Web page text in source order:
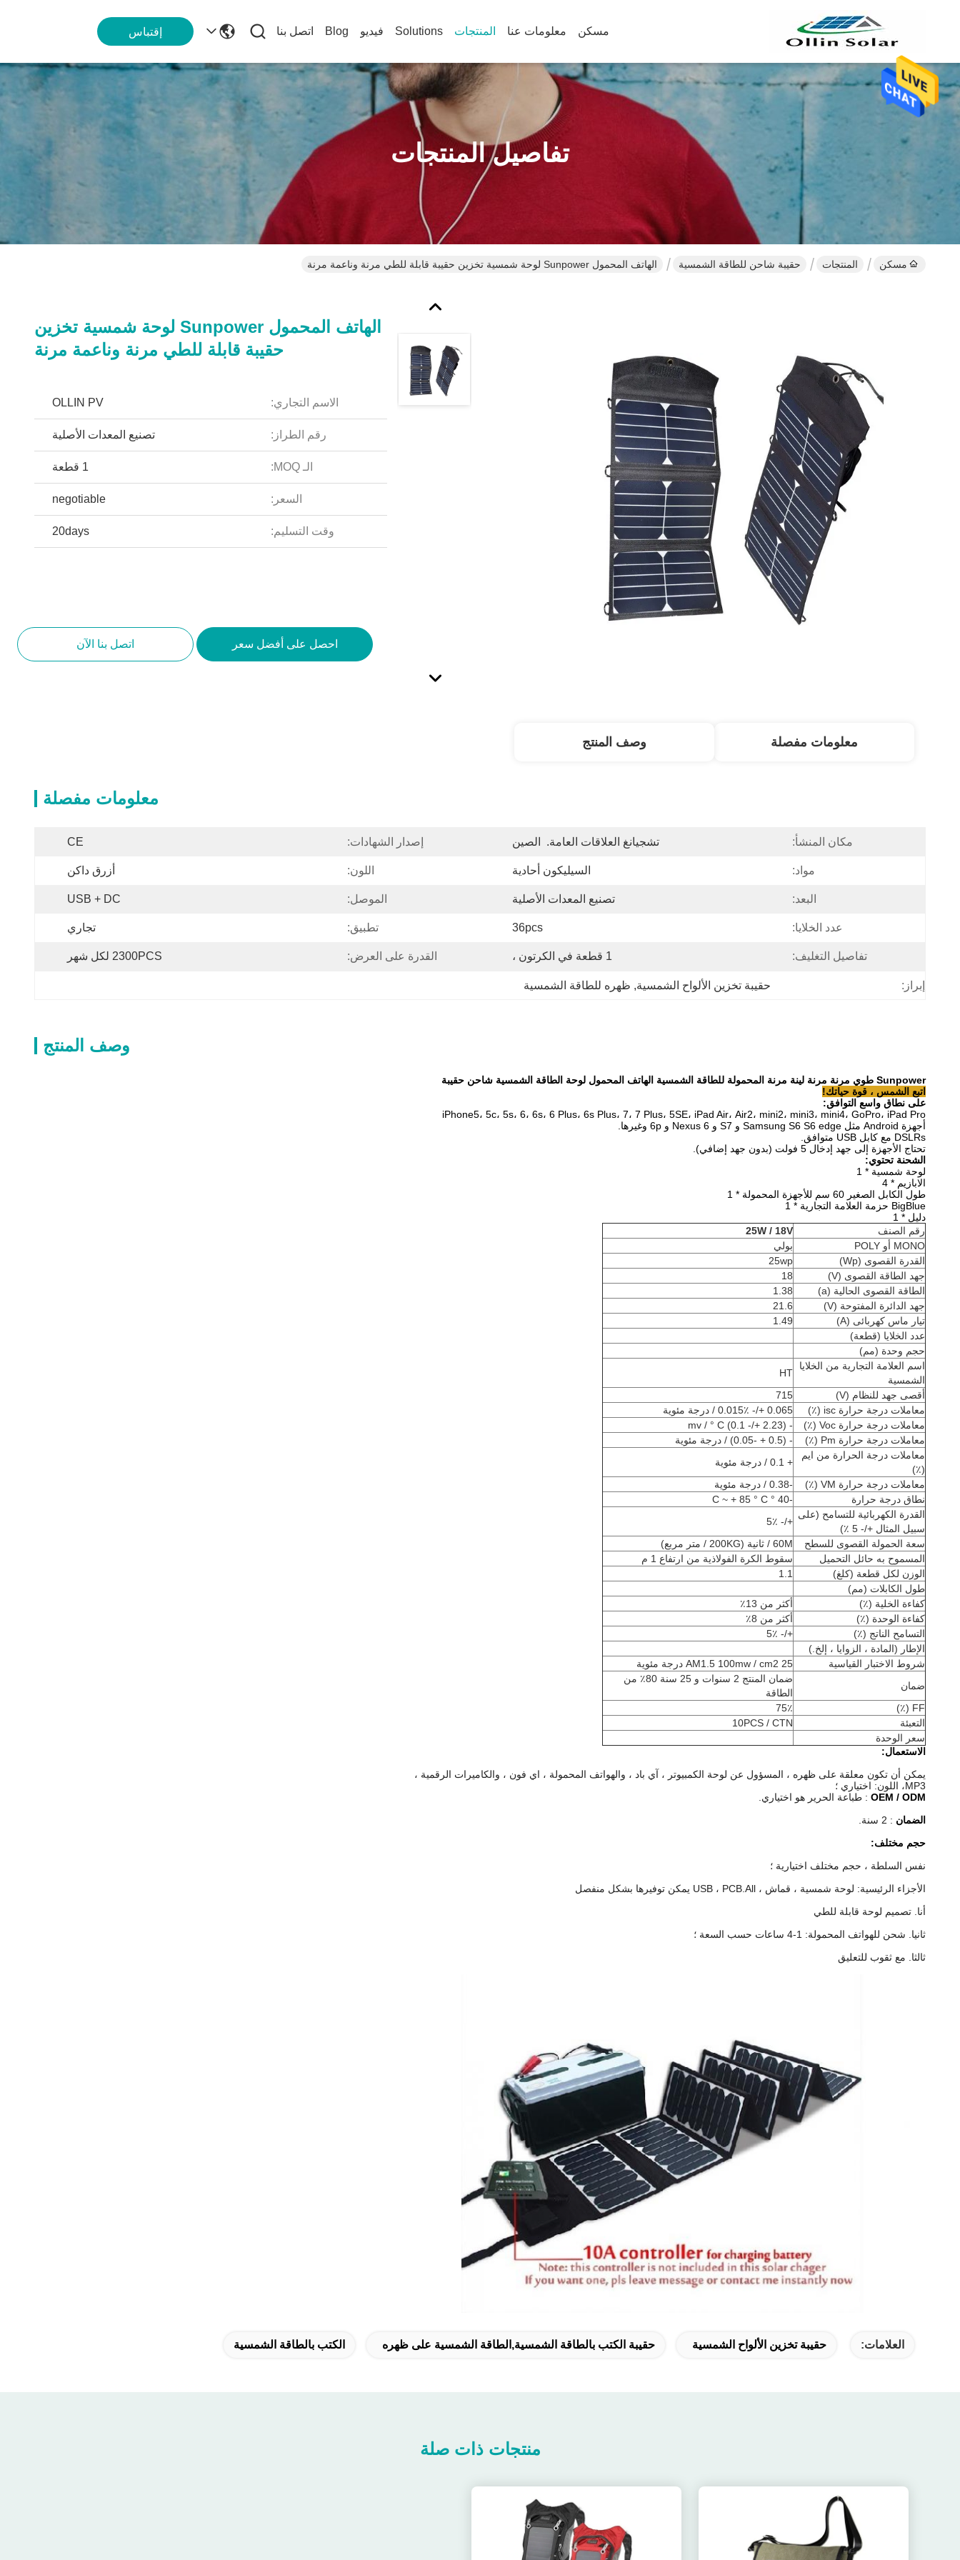
مسكن معلومات عنا المنتجات Solutions فيديو Blog اتصل بنا إقتباس
تفاصيل المنتجات
مسكن المنتجات حقيبة شاحن للطاقة الشمسية الهاتف المحمول Sunpower لوحة شمسية تخزين حقيبة قابلة للطي مرنة وناعمة مرنة
الهاتف المحمول Sunpower لوحة شمسية تخزين
حقيبة قابلة للطي مرنة وناعمة مرنة
الاسم التجاري: OLLIN PV
رقم الطراز: تصنيع المعدات الأصلية
الـ MOQ: 1 قطعة
السعر: negotiable
وقت التسليم: 20days
احصل على أفضل سعر اتصل بنا الآن
معلومات مفصلة وصف المنتج
معلومات مفصلة
مكان المنشأ: تشجيانغ العلاقات العامة.  الصين إصدار الشهادات: CE
مواد: السيليكون أحادية اللون: أزرق داكن
البعد: تصنيع المعدات الأصلية الموصل: USB + DC
عدد الخلايا: 36pcs تطبيق: تجاري
تفاصيل التغليف: 1 قطعة في الكرتون ، القدرة على العرض: 2300PCS لكل شهر
إبراز: حقيبة تخزين الألواح الشمسية, ظهره للطاقة الشمسية
وصف المنتج
Sunpower طوي مرنة مرنة لينة مرنة المحمولة للطاقة الشمسية الهاتف المحمول لوحة الطاقة الشمسية شاحن حقيبة
اتبع الشمس ، قوة حياتك!
على نطاق واسع التوافق:
iPhone5، 5c، 5s، 6، 6s، 6 Plus، 6s Plus، 7، 7 Plus، 5SE، iPad Air، Air2، mini2، mini3، mini4، GoPro، iPad Pro
أجهزة Android مثل Samsung S6 S6 edge و S7 و Nexus 6 و 6p وغيرها.
DSLRs مع كابل USB متوافق.
تحتاج الأجهزة إلى جهد إدخال 5 فولت (بدون جهد إضافي).
الشحنة تحتوي:
لوحة شمسية * 1
الابازيم * 4
طول الكابل الصغير 60 سم للأجهزة المحمولة * 1
BigBlue حزمة العلامة التجارية * 1
دليل * 1
رقم الصنف
25W / 18V
MONO أو POLY
بولي
القدرة القصوى (Wp)
25wp
جهد الطاقة القصوى (V)
18
الطاقة القصوى الحالية (a)
1.38
جهد الدائرة المفتوحة (V)
21.6
تيار ماس كهربائى (A)
1.49
عدد الخلايا (قطعة)
حجم وحدة (مم)
اسم العلامة التجارية من الخلايا
الشمسية
HT
أقصى جهد للنظام (V)
715
معاملات درجة حرارة isc (٪)
0.065 +/- 0.015٪ / درجة مئوية
معاملات درجة حرارة Voc (٪)
- (2.23 +/- 0.1) mv / ° C
معاملات درجة حرارة Pm (٪)
- (0.5 + -0.05) / درجة مئوية
معاملات درجة الحرارة من ايم
(٪)
+ 0.1 / درجة مئوية
معاملات درجة حرارة VM (٪)
-0.38 / درجة مئوية
نطاق درجة حرارة
-40 ° C ~ + 85 ° C
القدرة الكهربائية للتسامح (على
سبيل المثال +/- 5 ٪)
+/- 5٪
سعة الحمولة القصوى للسطح
60M / ثانية (200KG / متر مربع)
المسموح به حائل التحميل
سقوط الكرة الفولاذية من ارتفاع 1 م
الوزن لكل قطعة (كلغ)
1.1
طول الكابلات (مم)
كفاءة الخلية (٪)
أكثر من 13٪
كفاءة الوحدة (٪)
أكثر من 8٪
التسامح الناتج (٪)
+/- 5٪
الإطار (المادة ، الزوايا ، إلخ.)
شروط الاختبار القياسية
AM1.5 100mw / cm2 25 درجة مئوية
ضمان
ضمان المنتج 2 سنوات و 25 سنة 80٪ من
الطاقة
FF (٪)
75٪
التعبئة
10PCS / CTN
سعر الوحدة
الاستعمال:
يمكن أن تكون معلقة على ظهره ، المسؤول عن لوحة الكمبيوتر ، آي باد ، والهواتف المحمولة ، اي فون ، والكاميرات الرقمية ،
MP3،
اللون: اختياري ؛
OEM / ODM : طباعة الحرير هو اختياري.
الضمان : 2 سنة.
حجم مختلف:
نفس السلطة ، حجم مختلف اختيارية ؛
الأجزاء الرئيسية: لوحة شمسية ، قماش ، USB ، PCB.All يمكن توفيرها بشكل منفصل
أنا. تصميم لوحة قابلة للطي
ثانيا.
شحن للهواتف المحمولة: 1-4 ساعات حسب السعة ؛
ثالثا.
مع ثقوب للتعليق
العلامات: حقيبة تخزين الألواح الشمسية حقيبة الكتب بالطاقة الشمسية,الطاقة الشمسية على ظهره الكتب بالطاقة الشمسية
منتجات ذات صلة